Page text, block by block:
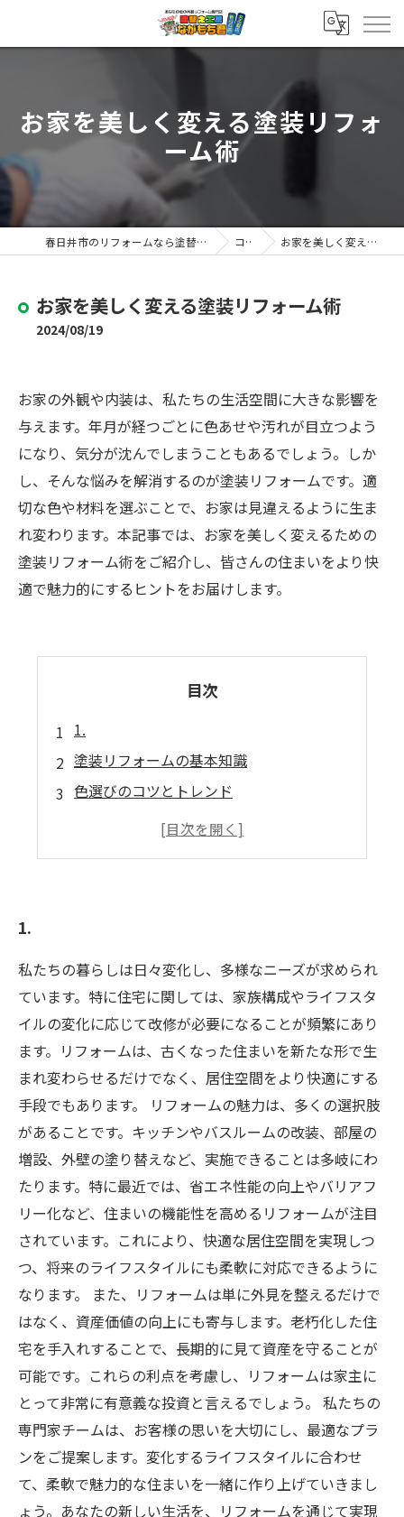
お家を美しく変える塗装リフォ
ーム術
春日井市のリフォームなら塗替え工房ながもち君 春日井店 コラム お家を美しく変える塗装リフォーム術
お家を美しく変える塗装リフォーム術
2024/08/19
お家の外観や内装は、私たちの生活空間に大きな影響を
与えます。年月が経つごとに色あせや汚れが目立つよう
になり、気分が沈んでしまうこともあるでしょう。しか
し、そんな悩みを解消するのが塗装リフォームです。適
切な色や材料を選ぶことで、お家は見違えるように生ま
れ変わります。本記事では、お家を美しく変えるための
塗装リフォーム術をご紹介し、皆さんの住まいをより快
適で魅力的にするヒントをお届けします。
目次
1.
塗装リフォームの基本知識
色選びのコツとトレンド
DIYで挑戦！自分でできる塗装テクニック
1.
私たちの暮らしは日々変化し、多様なニーズが求められ
ています。特に住宅に関しては、家族構成やライフスタ
イルの変化に応じて改修が必要になることが頻繁にあり
ます。リフォームは、古くなった住まいを新たな形で生
まれ変わらせるだけでなく、居住空間をより快適にする
手段でもあります。 リフォームの魅力は、多くの選択肢
があることです。キッチンやバスルームの改装、部屋の
増設、外壁の塗り替えなど、実施できることは多岐にわ
たります。特に最近では、省エネ性能の向上やバリアフ
リー化など、住まいの機能性を高めるリフォームが注目
されています。これにより、快適な居住空間を実現しつ
つ、将来のライフスタイルにも柔軟に対応できるように
なります。 また、リフォームは単に外見を整えるだけで
はなく、資産価値の向上にも寄与します。老朽化した住
宅を手入れすることで、長期的に見て資産を守ることが
可能です。これらの利点を考慮し、リフォームは家主に
とって非常に有意義な投資と言えるでしょう。 私たちの
専門家チームは、お客様の思いを大切にし、最適なプラ
ンをご提案します。変化するライフスタイルに合わせ
て、柔軟で魅力的な住まいを一緒に作り上げていきまし
ょう。あなたの新しい生活を、リフォームを通じて実現